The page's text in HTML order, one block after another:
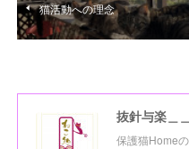
猫活動への理念
保護猫Home